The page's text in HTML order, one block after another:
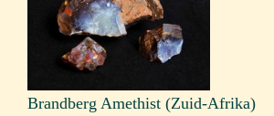
Brandberg Amethist (Zuid-Afrika)